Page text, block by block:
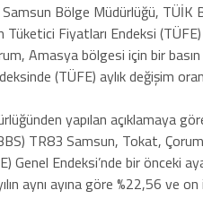
Bölge Müdürlüğü, TÜİK
Tüketici Fiyatları Endeksi
Amasya bölgesi için bir basın
(TÜFE) aylık değişim
yapılan açıklamaya
TR83 Samsun, Tokat,
Genel Endeksi’nde bir önceki
aynı ayına göre %22,56 ve